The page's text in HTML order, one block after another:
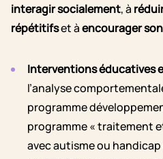
interagir socialement, à
répétitifset àencourager
Interventions éducatives
l’analyse
programme
programme « traitement
avec autisme ou